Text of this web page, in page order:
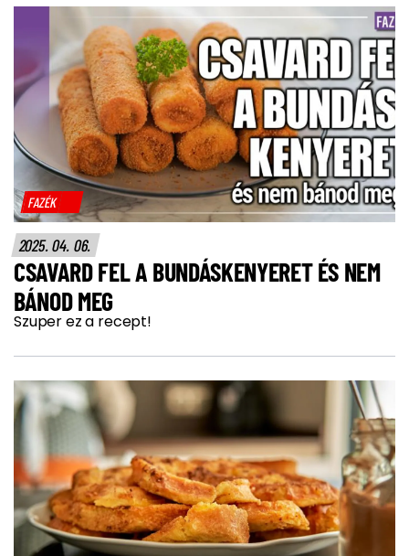
FAZÉK
2025. 04. 06.
CSAVARD FEL A BUNDÁSKENYERET ÉS NEM
BÁNOD MEG
Szuper ez a recept!